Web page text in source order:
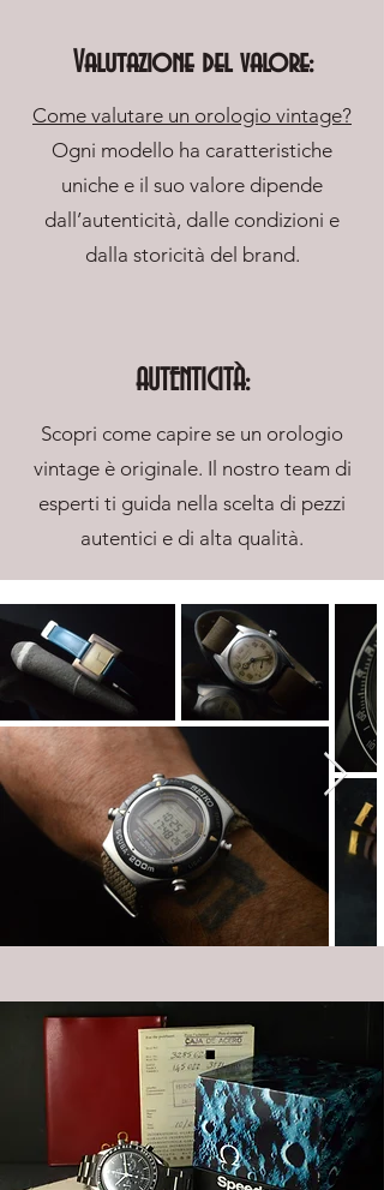
Valutazione del valore:
Come valutare un orologio vintage?
Ogni modello ha caratteristiche
uniche e il suo valore dipende
dall’autenticità, dalle condizioni e
dalla storicità del brand.
AUTENTICITÀ:
Scopri come capire se un orologio
vintage è originale. Il nostro team di
esperti ti guida nella scelta di pezzi
autentici e di alta qualità.